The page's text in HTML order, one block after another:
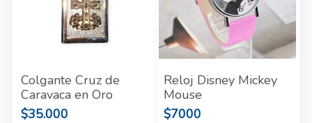
Colgante Cruz de
Caravaca en Oro
$35.000
Reloj Disney Mickey
Mouse
$7000